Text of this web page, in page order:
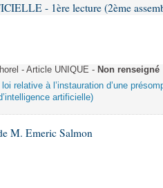
- 1ère lecture (2ème
- Article UNIQUE - Non renseigné
relative à l’instauration d’une
artificielle)
M. Emeric Salmon